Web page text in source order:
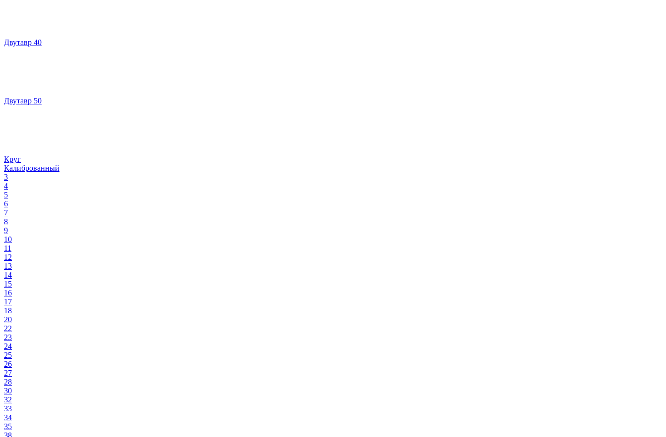
Двутавр 40
Двутавр 50
Круг
Калиброванный
3
4
5
6
7
8
9
10
11
12
13
14
15
16
17
18
20
22
23
24
25
26
27
28
30
32
33
34
35
38